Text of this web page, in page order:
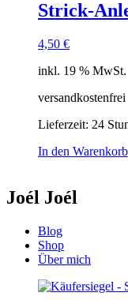
Strick-
4,50 €
inkl. 19 % MwSt.
versandkostenfrei
Lieferzeit: 24
In den Warenkorb
Joél Joél
Blog
Shop
Über mich